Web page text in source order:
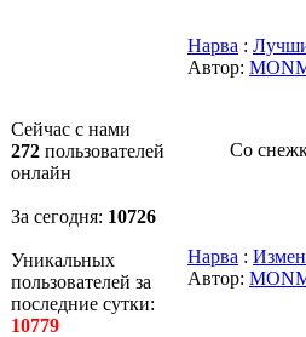
Сейчас с нами
272 пользователей
онлайн
За сегодня: 10726
Уникальных
пользователей за
последние сутки:
10779
Нарва :
Автор:
Со
Нарва :
Автор: